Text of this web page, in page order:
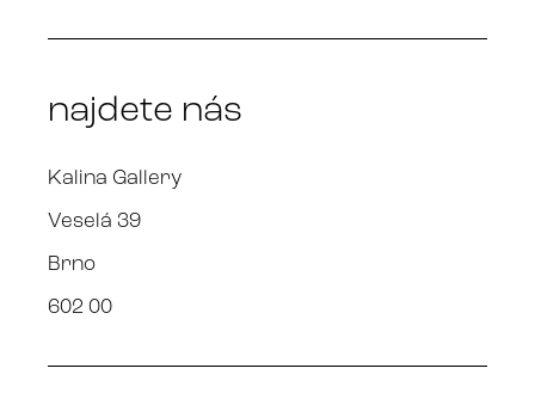
najdete nás
Kalina Gallery
Veselá 39
Brno
602 00